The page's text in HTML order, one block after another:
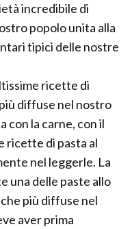
incredibile di
popolo unita alla
tipici delle nostre
ricette di
diffuse nel nostro
con la carne, con il
ricette di pasta al
nel leggerle. La
una delle paste allo
più diffuse nel
aver prima